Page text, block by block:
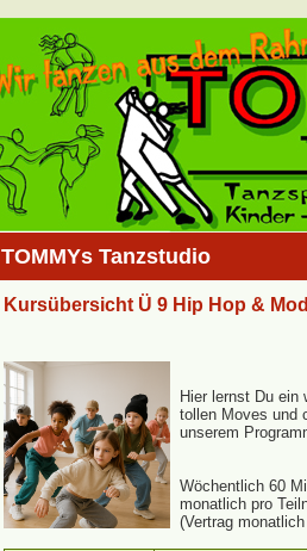
TOMMYs Tanzstudio
Kursübersicht Ü 9 Hip Hop &
Hier lernst Du ein
tollen Moves und
unserem
Wöchentlich 60
monatlich pro
(Vertrag